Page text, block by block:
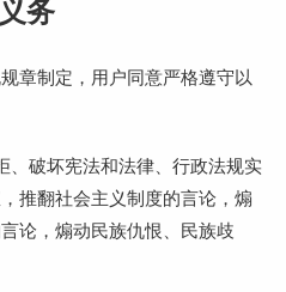
务
章制定，用户同意严格遵守以
、破坏宪法和法律、行政法规实
推翻社会主义制度的言论，煽
论，煽动民族仇恨、民族歧